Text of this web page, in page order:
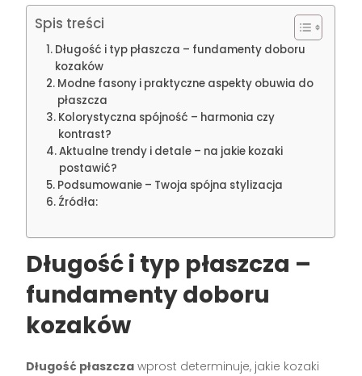
Spis treści
Długość i typ płaszcza – fundamenty doboru
kozaków
Modne fasony i praktyczne aspekty obuwia do
płaszcza
Kolorystyczna spójność – harmonia czy
kontrast?
Aktualne trendy i detale – na jakie kozaki
postawić?
Podsumowanie – Twoja spójna stylizacja
Źródła:
Długość i typ płaszcza –
fundamenty doboru
kozaków
Długość płaszcza wprost determinuje, jakie kozaki